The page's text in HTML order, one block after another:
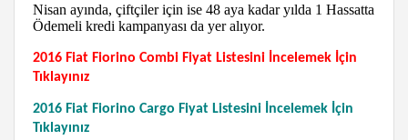
Nisan ayında, çiftçiler için ise 48 aya kadar yılda 1 Hassatta
Ödemeli kredi kampanyası da yer alıyor.
2016 Fiat Fiorino Combi Fiyat Listesini İncelemek İçin
Tıklayınız
2016 Fiat Fiorino Cargo Fiyat Listesini İncelemek İçin
Tıklayınız